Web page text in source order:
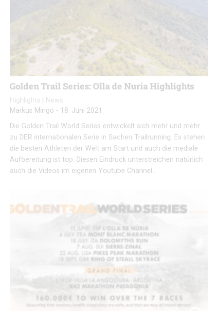
Golden Trail Series: Olla de Nuria Highlights
Highlights
News
Markus Mingo - 18. Juni 2021
Die Golden Trail World Series entwickelt sich mehr und mehr
zu DER internationalen Serie in Sachen Trailrunning. Es stehen
die besten Athleten der Welt am Start und auch die mediale
Aufbereitung ist top. Diesen Eindruck unterstreichen natürlich
auch die Videos im eigenen Youtube Channel…